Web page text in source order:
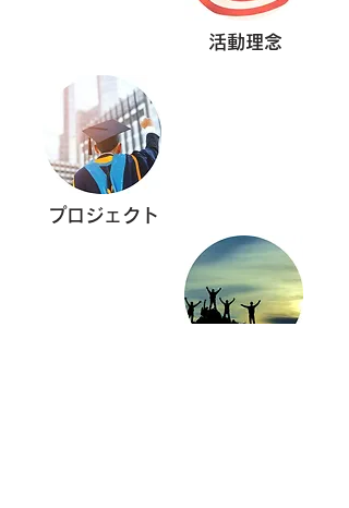
活動理念
プロジェクト